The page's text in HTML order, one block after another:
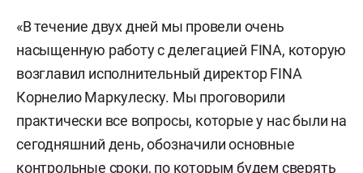
«В течение двух дней мы провели очень
насыщенную работу с делегацией FINA, которую
возглавил исполнительный директор FINA
Корнелио Маркулеску. Мы проговорили
практически все вопросы, которые у нас были на
сегодняшний день, обозначили основные
контрольные сроки, по которым будем сверять